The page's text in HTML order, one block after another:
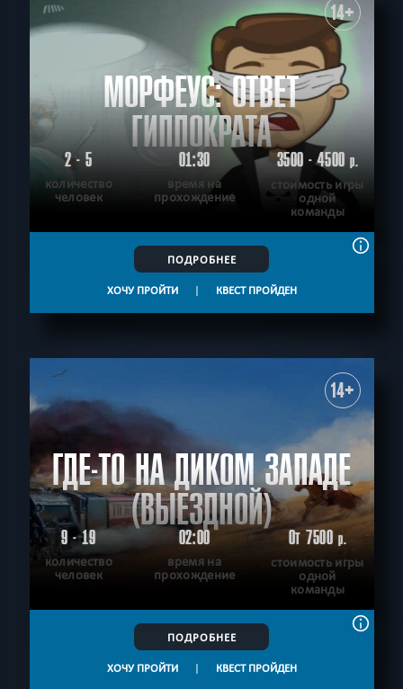
14+
МОРФЕУС: ОТВЕТ
ГИППОКРАТА
2 - 5
количество
человек
01:30
время на
прохождение
3500 - 4500р.
стоимость игры
одной
команды
ПОДРОБНЕЕ
ХОЧУ ПРОЙТИ | КВЕСТ ПРОЙДЕН
14+
ГДЕ-ТО НА ДИКОМ ЗАПАДЕ
(ВЫЕЗДНОЙ)
9 - 19
количество
человек
02:00
время на
прохождение
От 7500р.
стоимость игры
одной
команды
ПОДРОБНЕЕ
ХОЧУ ПРОЙТИ | КВЕСТ ПРОЙДЕН